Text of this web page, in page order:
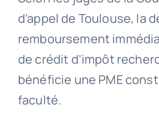
d’appel de Toulouse, la
remboursement
de crédit d’impôt
bénéficie une PME
faculté.